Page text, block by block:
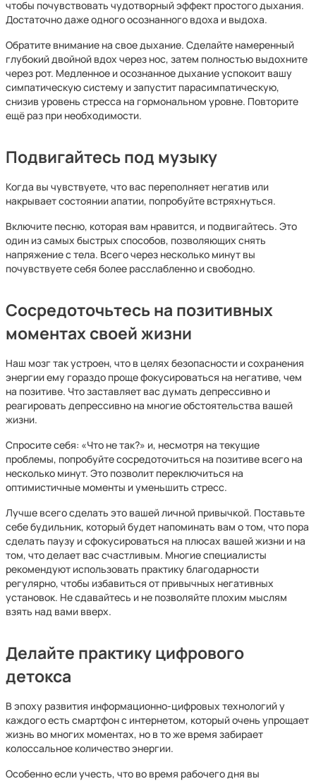
чтобы почувствовать чудотворный эффект простого дыхания.
Достаточно даже одного осознанного вдоха и выдоха.
Обратите внимание на свое дыхание. Сделайте намеренный
глубокий двойной вдох через нос, затем полностью выдохните
через рот. Медленное и осознанное дыхание успокоит вашу
симпатическую систему и запустит парасимпатическую,
снизив уровень стресса на гормональном уровне. Повторите
ещё раз при необходимости.
Подвигайтесь под музыку
Когда вы чувствуете, что вас переполняет негатив или
накрывает состоянии апатии, попробуйте встряхнуться.
Включите песню, которая вам нравится, и подвигайтесь. Это
один из самых быстрых способов, позволяющих снять
напряжение с тела. Всего через несколько минут вы
почувствуете себя более расслабленно и свободно.
Сосредоточьтесь на позитивных
моментах своей жизни
Наш мозг так устроен, что в целях безопасности и сохранения
энергии ему гораздо проще фокусироваться на негативе, чем
на позитиве. Что заставляет вас думать депрессивно и
реагировать депрессивно на многие обстоятельства вашей
жизни.
Спросите себя: «Что не так?» и, несмотря на текущие
проблемы, попробуйте сосредоточиться на позитиве всего на
несколько минут. Это позволит переключиться на
оптимистичные моменты и уменьшить стресс.
Лучше всего сделать это вашей личной привычкой. Поставьте
себе будильник, который будет напоминать вам о том, что пора
сделать паузу и сфокусироваться на плюсах вашей жизни и на
том, что делает вас счастливым. Многие специалисты
рекомендуют использовать практику благодарности
регулярно, чтобы избавиться от привычных негативных
установок. Не сдавайтесь и не позволяйте плохим мыслям
взять над вами вверх.
Делайте практику цифрового
детокса
В эпоху развития информационно-цифровых технологий у
каждого есть смартфон с интернетом, который очень упрощает
жизнь во многих моментах, но в то же время забирает
колоссальное количество энергии.
Особенно если учесть, что во время рабочего дня вы